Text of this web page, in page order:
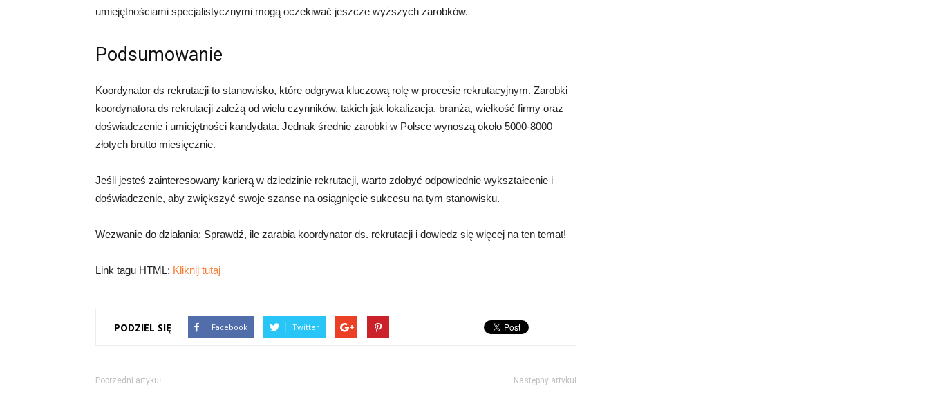
umiejętnościami specjalistycznymi mogą oczekiwać jeszcze wyższych zarobków.
Podsumowanie
Koordynator ds rekrutacji to stanowisko, które odgrywa kluczową rolę w procesie rekrutacyjnym. Zarobki
koordynatora ds rekrutacji zależą od wielu czynników, takich jak lokalizacja, branża, wielkość firmy oraz
doświadczenie i umiejętności kandydata. Jednak średnie zarobki w Polsce wynoszą około 5000-8000
złotych brutto miesięcznie.
Jeśli jesteś zainteresowany karierą w dziedzinie rekrutacji, warto zdobyć odpowiednie wykształcenie i
doświadczenie, aby zwiększyć swoje szanse na osiągnięcie sukcesu na tym stanowisku.
Wezwanie do działania: Sprawdź, ile zarabia koordynator ds. rekrutacji i dowiedz się więcej na ten temat!
Link tagu HTML: Kliknij tutaj
PODZIEL SIĘ Facebook Twitter
Poprzedni artykuł Następny artykuł